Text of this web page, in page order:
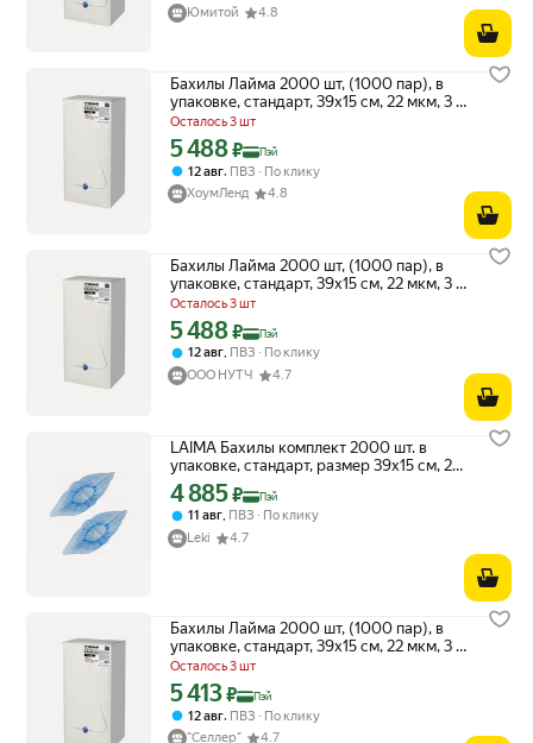
Юмитой
4.8
Бахилы Лайма 2000 шт, (1000 пар), в
упаковке, стандарт, 39х15 см, 22 мкм, 3 г,
ПНД
Осталось 3 шт
Цена с картой Яндекс Пэй 5488 ₽ вместо
5 488₽ Пэй
12 авг, ПВЗ
По клику
ХоумЛенд
4.8
Бахилы Лайма 2000 шт, (1000 пар), в
упаковке, стандарт, 39х15 см, 22 мкм, 3 г,
ПНД
Осталось 3 шт
Цена с картой Яндекс Пэй 5488 ₽ вместо
5 488₽ Пэй
12 авг, ПВЗ
По клику
ООО НУТЧ
4.7
LAIMA Бахилы комплект 2000 шт. в
упаковке, стандарт, размер 39х15 см, 20
мкм, 630718
Цена с картой Яндекс Пэй 4885 ₽ вместо
4 885₽ Пэй
11 авг ПВЗ
По клику
Leki
4.7
Бахилы Лайма 2000 шт, (1000 пар), в
упаковке, стандарт, 39х15 см, 22 мкм, 3 г,
ПНД
Осталось 3 шт
Цена с картой Яндекс Пэй 5413 ₽ вместо
5 413₽ Пэй
12 авг, ПВЗ
По клику
"Селлер"
4.7